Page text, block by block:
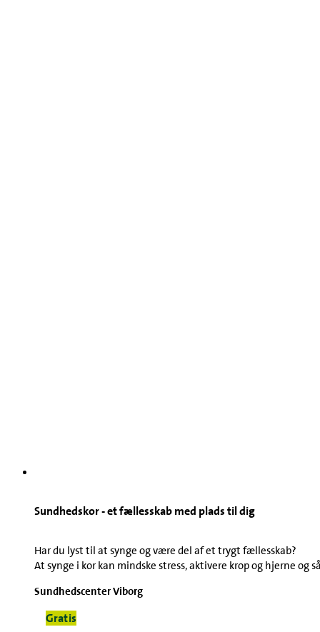
Sundhedskor - et fællesskab med plads til dig
Har du lyst til at synge og være del af et trygt fællesskab?
At synge i kor kan mindske stress, aktivere krop og hjerne og
Sundhedscenter Viborg
Gratis